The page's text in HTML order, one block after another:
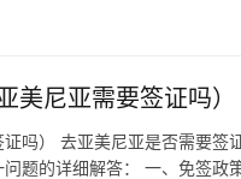
美尼亚需要签证吗）
吗） 去亚美尼亚是否需要签
题的详细解答： 一、免签政